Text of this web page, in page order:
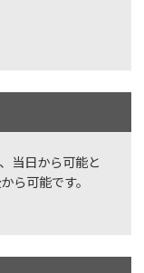
当日から可能と
ら可能です。